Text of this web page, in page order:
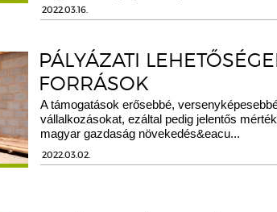
2022.03.16.
PÁLYÁZATI
FORRÁSOK
A támogatások erősebbé,
vállalkozásokat, ezáltal pedig jelentős
magyar gazdaság növekedés&eacu...
2022.03.02.